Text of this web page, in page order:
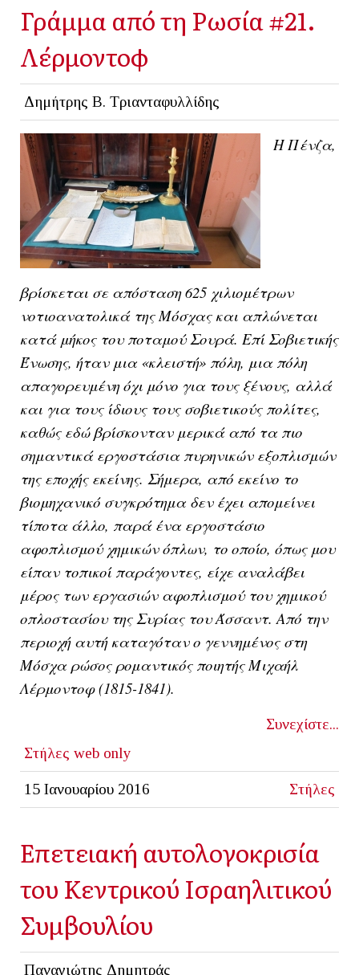
Γράμμα από τη Ρωσία #21.
Λέρμοντοφ
Δημήτρης Β. Τριανταφυλλίδης
Η Πένζα,
βρίσκεται σε απόσταση 625 χιλιομέτρων
νοτιοανατολικά της Μόσχας και απλώνεται
κατά μήκος του ποταμού Σουρά. Επί Σοβιετικής
Ένωσης, ήταν μια «κλειστή» πόλη, μια πόλη
απαγορευμένη όχι μόνο για τους ξένους, αλλά
και για τους ίδιους τους σοβιετικούς πολίτες,
καθώς εδώ βρίσκονταν μερικά από τα πιο
σημαντικά εργοστάσια πυρηνικών εξοπλισμών
της εποχής εκείνης. Σήμερα, από εκείνο το
βιομηχανικό συγκρότημα δεν έχει απομείνει
τίποτα άλλο, παρά ένα εργοστάσιο
αφοπλισμού χημικών όπλων, το οποίο, όπως μου
είπαν τοπικοί παράγοντες, είχε αναλάβει
μέρος των εργασιών αφοπλισμού του χημικού
οπλοστασίου της Συρίας του Άσσαντ. Από την
περιοχή αυτή καταγόταν ο γεννημένος στη
Μόσχα ρώσος ρομαντικός ποιητής Μιχαήλ
Λέρμοντοφ (1815-1841).
Συνεχίστε...
Στήλες web only
15 Ιανουαρίου 2016 Στήλες
Επετειακή αυτολογοκρισία
του Κεντρικού Ισραηλιτικού
Συμβουλίου
Παναγιώτης Δημητράς